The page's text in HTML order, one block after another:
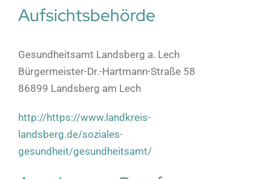
Aufsichtsbehörde
Gesundheitsamt Landsberg a. Lech
Bürgermeister-Dr.-Hartmann-Straße 58
86899 Landsberg am Lech
http://https://www.landkreis-
landsberg.de/soziales-
gesundheit/gesundheitsamt/